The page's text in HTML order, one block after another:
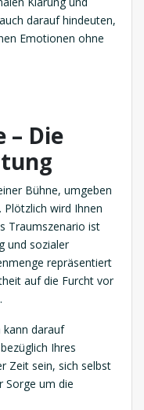
darauf hindeuten,
Emotionen ohne
– Die
Bühne, umgeben
wird Ihnen
Traumszenario ist
und sozialer
repräsentiert
auf die Furcht vor
kann darauf
Ihres
Zeit sein, sich selbst
Sorge um die